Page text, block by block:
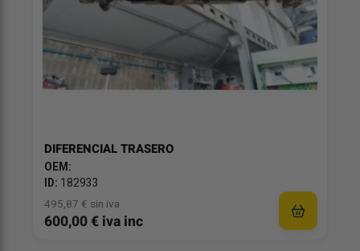
DIFERENCIAL TRASERO
OEM:
ID: 182933
495,87 € sin iva
600,00 € iva inc